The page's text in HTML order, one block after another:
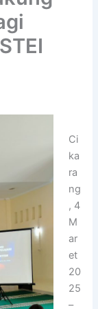
Ci
ka
ra
ng
, 4
M
ar
et
20
25
–